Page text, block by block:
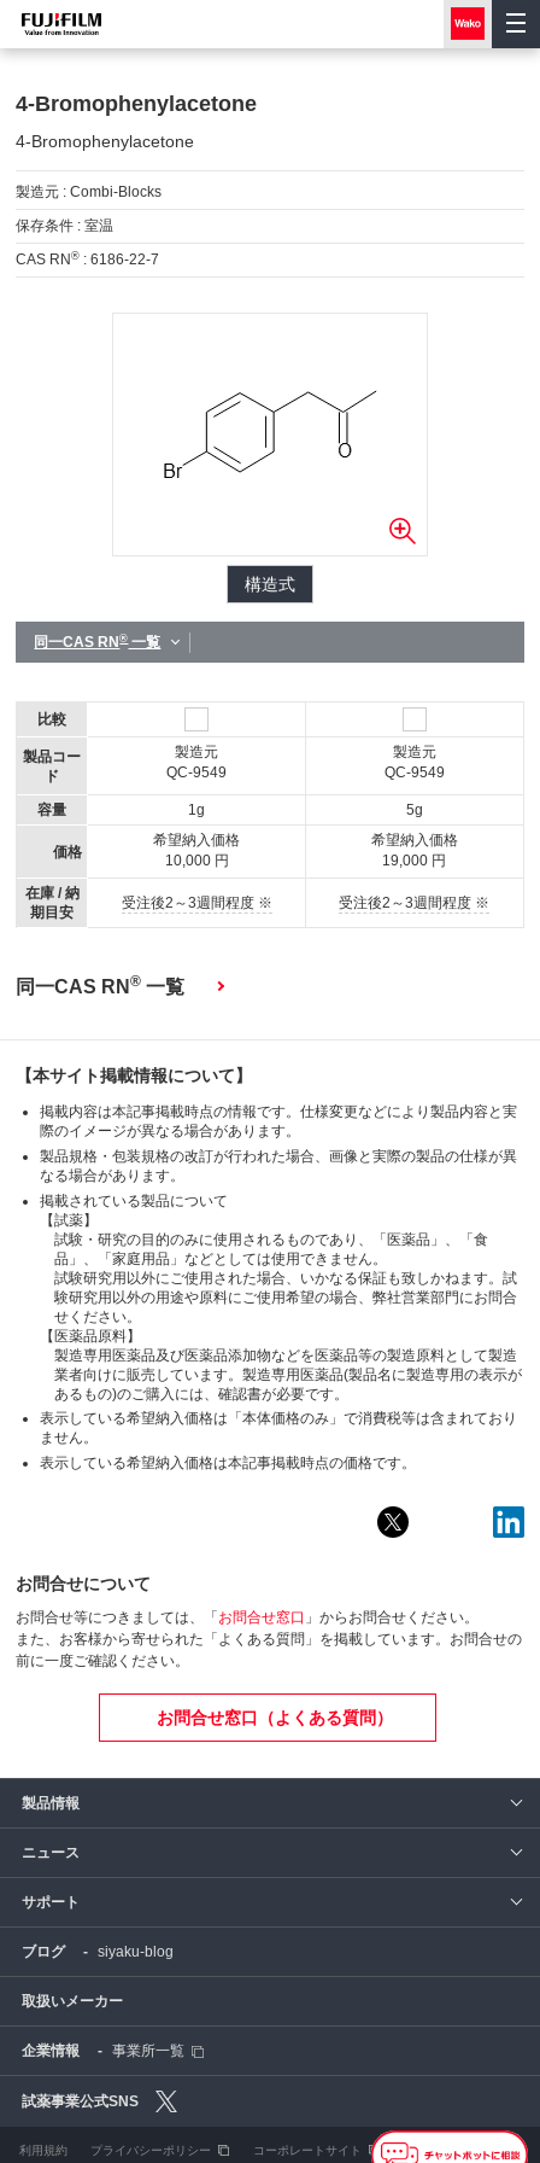
4-Bromophenylacetone
4-Bromophenylacetone
製造元 :Combi-Blocks
保存条件 :室温
CAS RN® :6186-22-7
構造式
同一CAS RN®一覧
比較
製品コー
ド
容量
価格
在庫 / 納
期目安
製造元
QC-9549
1g
希望納入価格
10,000 円
受注後2～3週間程度 ※
製造元
QC-9549
5g
希望納入価格
19,000 円
受注後2～3週間程度 ※
同一CAS RN® 一覧
【本サイト掲載情報について】
掲載内容は本記事掲載時点の情報です。仕様変更などにより製品内容と実
際のイメージが異なる場合があります。
製品規格・包装規格の改訂が行われた場合、画像と実際の製品の仕様が異
なる場合があります。
掲載されている製品について
【試薬】
試験・研究の目的のみに使用されるものであり、「医薬品」、「食
品」、「家庭用品」などとしては使用できません。
試験研究用以外にご使用された場合、いかなる保証も致しかねます。試
験研究用以外の用途や原料にご使用希望の場合、弊社営業部門にお問合
せください。
【医薬品原料】
製造専用医薬品及び医薬品添加物などを医薬品等の製造原料として製造
業者向けに販売しています。製造専用医薬品(製品名に製造専用の表示が
あるもの)のご購入には、確認書が必要です。
表示している希望納入価格は「本体価格のみ」で消費税等は含まれており
ません。
表示している希望納入価格は本記事掲載時点の価格です。
お問合せについて
お問合せ等につきましては、「 お問合せ窓口 」からお問合せください。
また、お客様から寄せられた「よくある質問」を掲載しています。お問合せの
前に一度ご確認ください。
お問合せ窓口（よくある質問）
製品情報
ニュース
サポート
siyaku-blog
取扱いメーカー
事業所一覧
利用規約 プライバシーポリシー コーポレートサイト Cookie設定